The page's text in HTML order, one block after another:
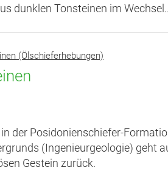
dunklen Tonsteinen im
(Ölschieferhebungen)
der Posidonienschiefer-
(Ingenieurgeologie) geht
Gestein zurück.